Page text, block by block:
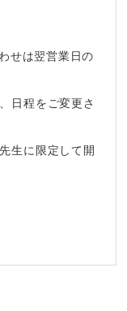
せは翌営業日の
日程をご変更さ
生に限定して開